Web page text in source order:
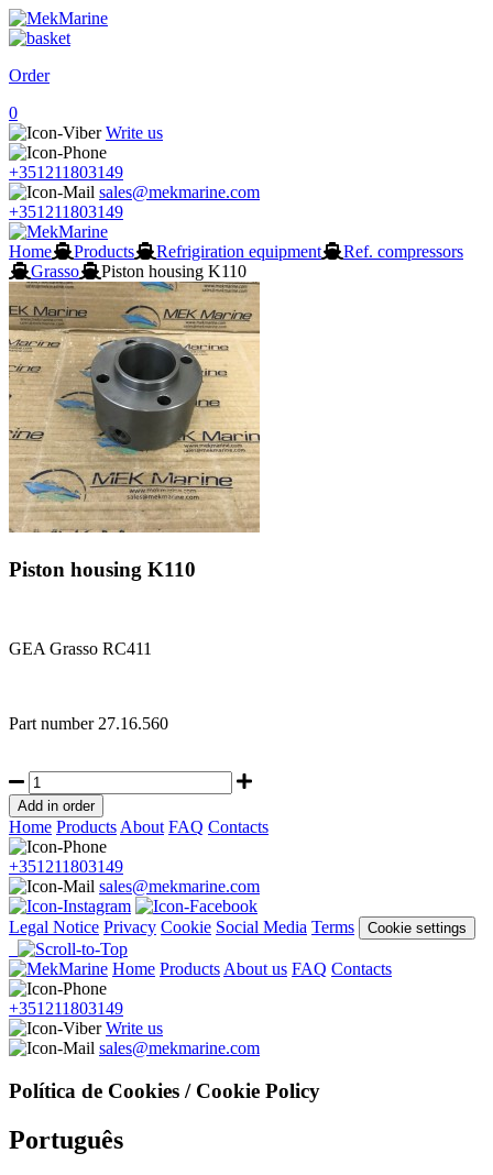
Order
0
Write us
+351211803149
sales@mekmarine.com
+351211803149
Home Products Refrigiration equipment
Ref. compressors
Grasso
Piston housing K110
Piston housing K110
GEA Grasso RC411
Part number27.16.560
Home ProductsAbout FAQ Contacts
+351211803149
sales@mekmarine.com
Legal Notice Privacy Cookie Social Media Terms Cookie settings
Home ProductsAbout us FAQ Contacts
+351211803149
Write us
sales@mekmarine.com
Política de Cookies / Cookie Policy
Português